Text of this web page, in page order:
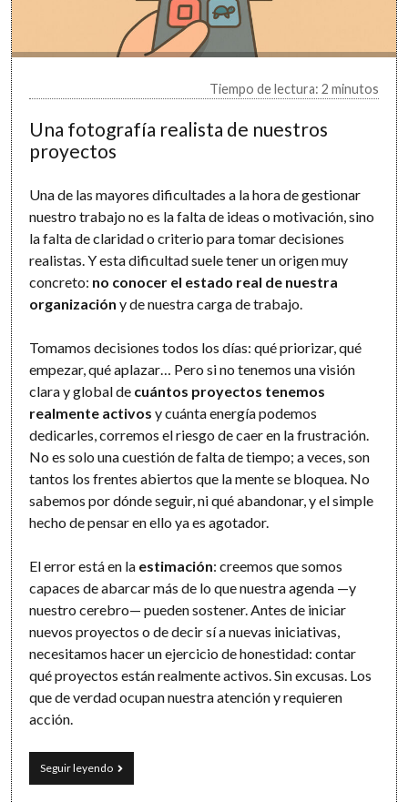
Tiempo de lectura: 2 minutos
Una fotografía realista de nuestros
proyectos
Una de las mayores dificultades a la hora de gestionar
nuestro trabajo no es la falta de ideas o motivación, sino
la falta de claridad o criterio para tomar decisiones
realistas. Y esta dificultad suele tener un origen muy
concreto: no conocer el estado real de nuestra
organizacióny de nuestra carga de trabajo.
Tomamos decisiones todos los días: qué priorizar, qué
empezar, qué aplazar… Pero si no tenemos una visión
clara y global de cuántos proyectos tenemos
realmente activos y cuánta energía podemos
dedicarles, corremos el riesgo de caer en la frustración.
No es solo una cuestión de falta de tiempo; a veces, son
tantos los frentes abiertos que la mente se bloquea. No
sabemos por dónde seguir, ni qué abandonar, y el simple
hecho de pensar en ello ya es agotador.
El error está en la estimación: creemos que somos
capaces de abarcar más de lo que nuestra agenda —y
nuestro cerebro— pueden sostener. Antes de iniciar
nuevos proyectos o de decir sí a nuevas iniciativas,
necesitamos hacer un ejercicio de honestidad: contar
qué proyectos están realmente activos. Sin excusas. Los
que de verdad ocupan nuestra atención y requieren
acción.
Seguir leyendoToma
el